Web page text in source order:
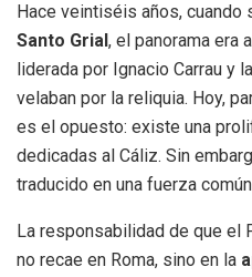
Hace veintiséis años, cuando
Santo Grial , el panorama era
liderada por Ignacio Carrau y
velaban por la reliquia. Hoy,
es el opuesto: existe una
dedicadas al Cáliz. Sin
traducido en una fuerza
La responsabilidad de que el
no recae en Roma, sino en la